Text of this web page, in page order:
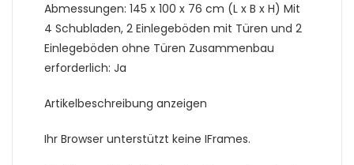
Abmessungen: 145 x 100 x 76 cm (L x B x H) Mit
4 Schubladen, 2 Einlegeböden mit Türen und 2
Einlegeböden ohne Türen Zusammenbau
erforderlich: Ja
Artikelbeschreibung anzeigen
Ihr Browser unterstützt keine IFrames.